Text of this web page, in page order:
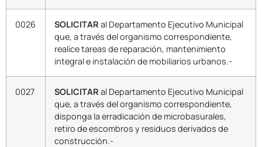
0026 SOLICITAR al Departamento Ejecutivo Municipal
que, a través del organismo correspondiente,
realice tareas de reparación, mantenimiento
integral e instalación de mobiliarios urbanos.-
0027 SOLICITAR al Departamento Ejecutivo Municipal
que, a través del organismo correspondiente,
disponga la erradicación de microbasurales,
retiro de escombros y residuos derivados de
construcción.-